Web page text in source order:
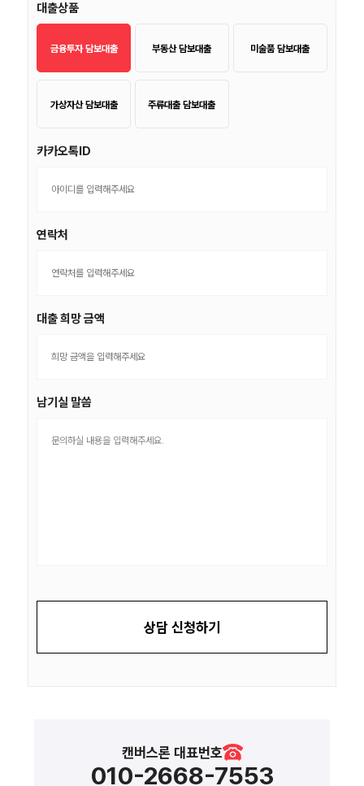
대출상품
금융투자 담보대출 부동산 담보대출 미술품 담보대출
가상자산 담보대출 주류대출 담보대출
카카오톡ID
연락처
대출 희망 금액
남기실 말씀
상담 신청하기
캔버스론 대표번호
010-2668-7553